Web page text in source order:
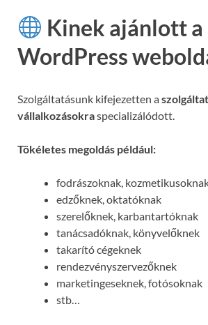
Kinek ajánlott a
WordPress
Szolgáltatásunk kifejezetten a
vállalkozásokraspecializálódott.
Tökéletes megoldás például:
fodrászoknak,
edzőknek, oktatóknak
szerelőknek, karbantartóknak
tanácsadóknak, könyvelőknek
takarító cégeknek
rendezvényszervezőknek
marketingeseknek, fotósoknak
stb…